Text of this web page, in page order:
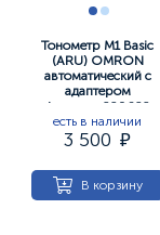
Тонометр М1 Basic
(АRU) OMRON
автоматический с
адаптером
Артикул: 220622
есть в наличии
3 500
В корзину